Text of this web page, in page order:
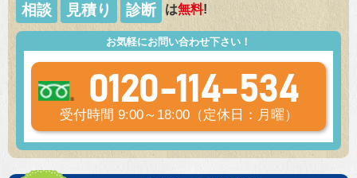
相談 見積り 診断 は無料!
お気軽にお問い合わせ下さい！
0120-114-534
受付時間 9:00～18:00（定休日：月曜）